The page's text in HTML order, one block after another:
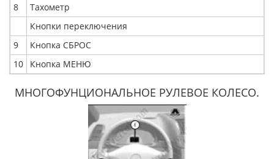
8
Тахометр
Кнопки переключения
9
Кнопка СБРОС
10
Кнопка МЕНЮ
МНОГОФУНЦИОНАЛЬНОЕ РУЛЕВОЕ КОЛЕСО.